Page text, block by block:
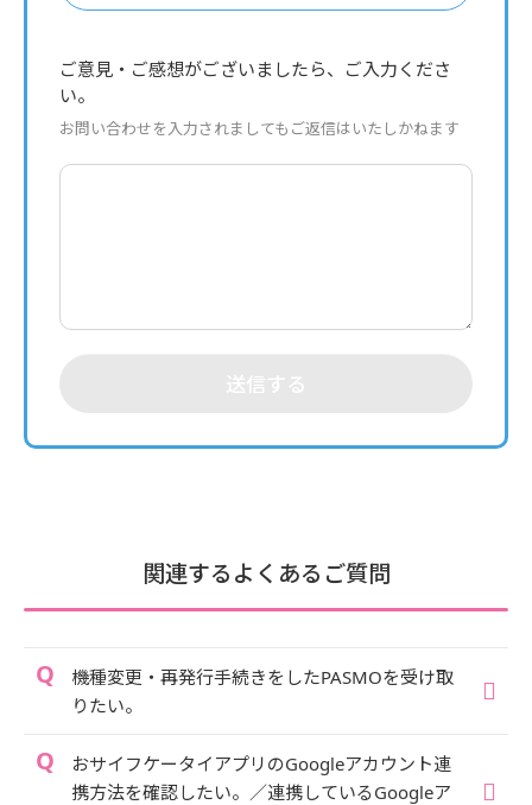
ご意見・ご感想がございましたら、ご入力くださ
い。
お問い合わせを入力されましてもご返信はいたしかねます
送信する
関連するよくあるご質問
機種変更・再発行手続きをしたPASMOを受け取
りたい。
おサイフケータイアプリのGoogleアカウント連
携方法を確認したい。／連携しているGoogleア